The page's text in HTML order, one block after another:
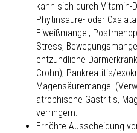
kann sich durch Vitamin-
Phytinsäure- oder
Eiweißmangel,
Stress,
entzündliche
Crohn), Pankreatitis/
Magensäuremangel
atrophische Gastritis,
verringern.
Erhöhte Ausscheidung